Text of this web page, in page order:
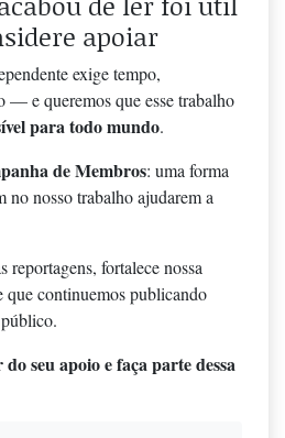
apoiar
exige tempo,
— e queremos que esse trabalho
para todo mundo.
de Membros: uma forma
no nosso trabalho ajudarem a
reportagens, fortalece nossa
que continuemos publicando
seu apoio e faça parte dessa